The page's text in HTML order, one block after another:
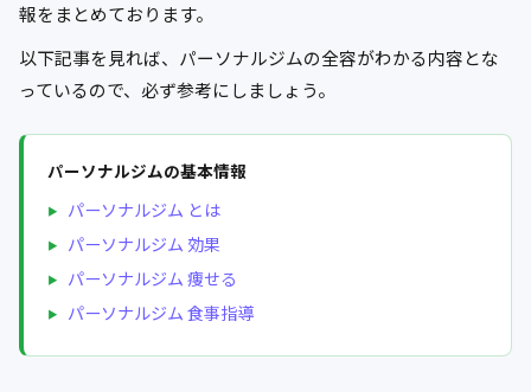
報をまとめております。
以下記事を見れば、パーソナルジムの全容がわかる内容とな
っているので、必ず参考にしましょう。
パーソナルジムの基本情報
パーソナルジム とは
パーソナルジム 効果
パーソナルジム 痩せる
パーソナルジム 食事指導